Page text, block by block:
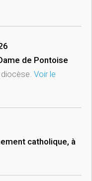
de Pontoise
Voir le
catholique, à